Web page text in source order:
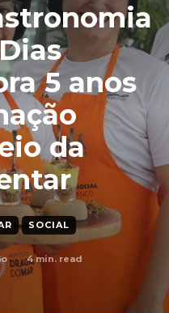
5 anos
da
SOCIAL
4min. read